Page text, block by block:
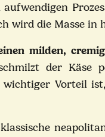
wird die Masse in
milden,
schmilzt der
wichtiger Vorteil